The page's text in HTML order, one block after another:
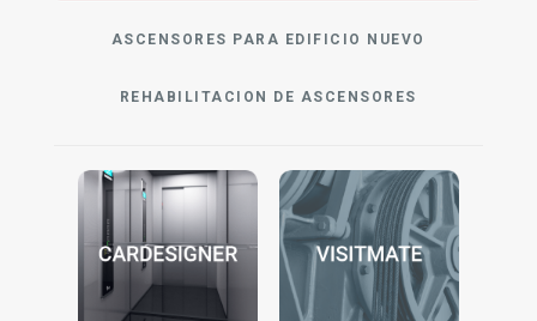
ASCENSORES PARA EDIFICIO NUEVO
REHABILITACION DE ASCENSORES